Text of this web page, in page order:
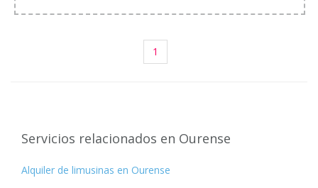
1
Servicios relacionados en Ourense
Alquiler de limusinas en Ourense